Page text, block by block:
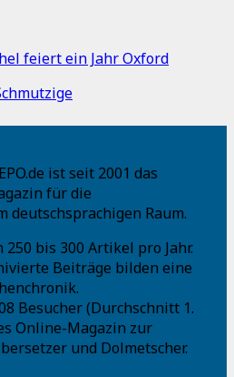
feiert ein Jahr Oxford
ist seit 2001 das
für die
deutschsprachigen Raum.
bis 300 Artikel pro Jahr.
Beiträge bilden eine
Besucher (Durchschnitt 1.
Online-Magazin zur
und Dolmetscher.